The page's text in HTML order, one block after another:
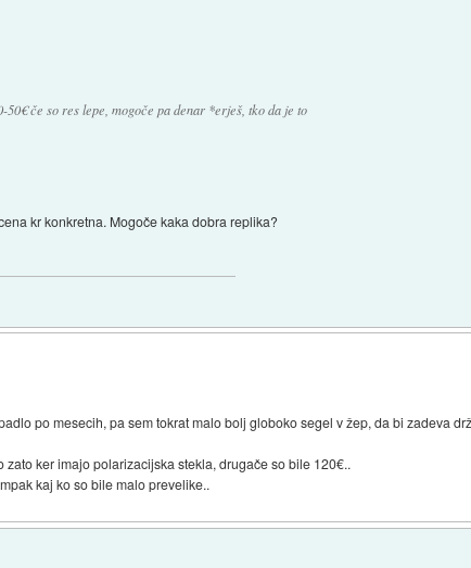
če so res lepe, mogoče pa denar *erješ, tko da je to
kr konkretna. Mogoče kaka dobra replika?
po mesecih, pa sem tokrat malo bolj globoko segel v žep, da bi zadeva
ker imajo polarizacijska stekla, drugače so bile 120€..
kaj ko so bile malo prevelike..